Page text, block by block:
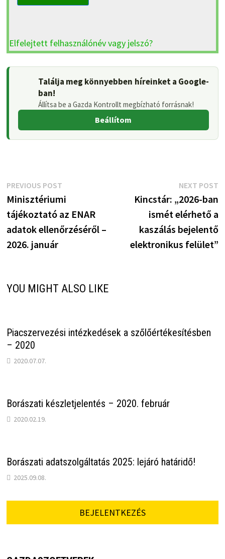
Elfelejtett felhasználónév vagy jelszó?
Találja meg könnyebben híreinket a Google-
ban!
Állítsa be a Gazda Kontrollt megbízható forrásnak!
Beállítom
Bejegyzés
navigáció
PREVIOUS POSTPrevious
post:
Minisztériumi
tájékoztató az ENAR
adatok ellenőrzéséről –
2026. január
NEXT POST
Kincstár: „2026-ban
ismét elérhető a
kaszálás bejelentő
elektronikus felület”
YOU MIGHT ALSO LIKE
Piacszervezési intézkedések a szőlőértékesítésben
– 2020
2020.07.07.
Borászati készletjelentés – 2020. február
2020.02.19.
Borászati adatszolgáltatás 2025: lejáró határidő!
2025.09.08.
BEJELENTKEZÉS